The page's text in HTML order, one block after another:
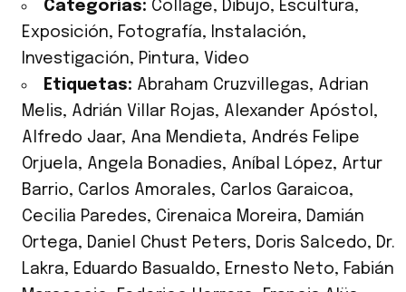
Categorías: Collage, Dibujo, Escultura,
Exposición, Fotografía, Instalación,
Investigación, Pintura, Video
Etiquetas: Abraham Cruzvillegas, Adrian
Melis, Adrián Villar Rojas, Alexander Apóstol ,
Alfredo Jaar, Ana Mendieta, Andrés Felipe
Orjuela, Angela Bonadies, Aníbal López, Artur
Barrio, Carlos Amorales, Carlos Garaicoa,
Cecilia Paredes, Cirenaica Moreira, Damián
Ortega, Daniel Chust Peters, Doris Salcedo, Dr.
Lakra, Eduardo Basualdo, Ernesto Neto, Fabián